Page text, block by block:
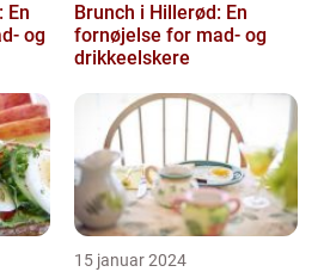
En
og
Brunch i Hillerød: En
fornøjelse for mad- og
drikkeelskere
15 januar 2024